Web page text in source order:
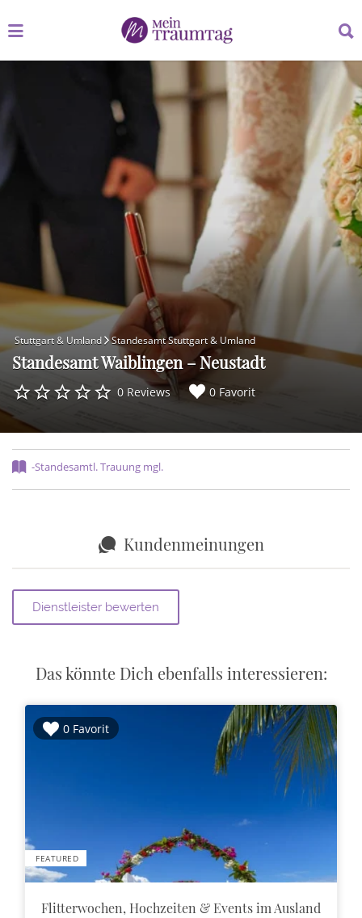
nach:
nach:
Stuttgart & Umland Standesamt Stuttgart & Umland
Standesamt Waiblingen – Neustadt
0 Reviews 0 Favorit
-Standesamtl. Trauung mgl.
Kundenmeinungen
Das könnte Dich ebenfalls interessieren:
0 Favorit
FEATURED
Flitterwochen, Hochzeiten & Events im Ausland